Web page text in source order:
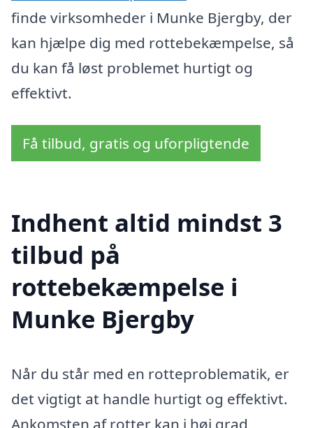
finde virksomheder i Munke Bjergby, der
kan hjælpe dig med rottebekæmpelse, så
du kan få løst problemet hurtigt og
effektivt.
Få tilbud, gratis og uforpligtende
Indhent altid mindst 3
tilbud på
rottebekæmpelse i
Munke Bjergby
Når du står med en rotteproblematik, er
det vigtigt at handle hurtigt og effektivt.
Ankomsten af rotter kan i høj grad